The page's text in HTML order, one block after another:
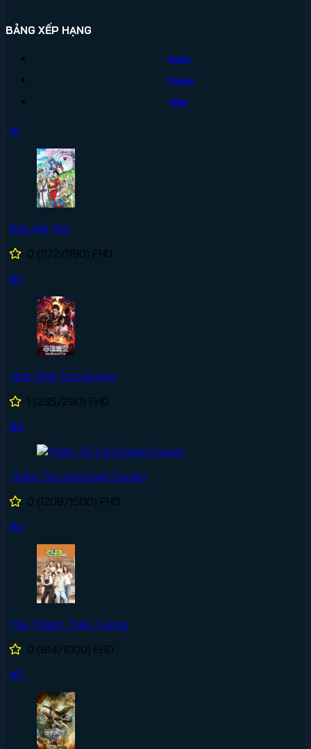
BẢNG XẾP HẠNG
Ngày
Tháng
Năm
#1
Đảo Hải Tặc
0 (1172/1190) FHD
#2
Thôn Phệ Tinh Không
1 (235/280) FHD
#3
Thám Tử Lừng Danh Conan
0 (1209/1500) FHD
#4
Thử Thách Thần Tượng
0 (814/1000) FHD
#5